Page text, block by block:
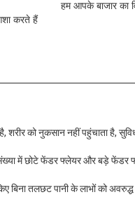
करते हैं
शरीर को नुकसान नहीं पहुंचाता है,
में छोटे फेंडर फ्लेयर और बड़े फेंडर
बिना तलछट पानी के लाभों को